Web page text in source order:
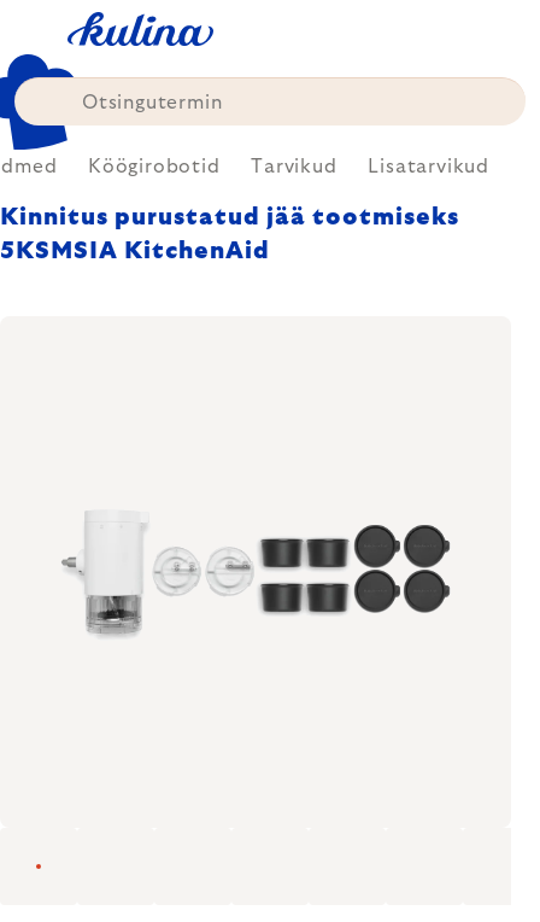
content
Köögirobotid Tarvikud Lisatarvikud
Kinnitus purustatud jää tootmiseks
5KSMSIA KitchenAid